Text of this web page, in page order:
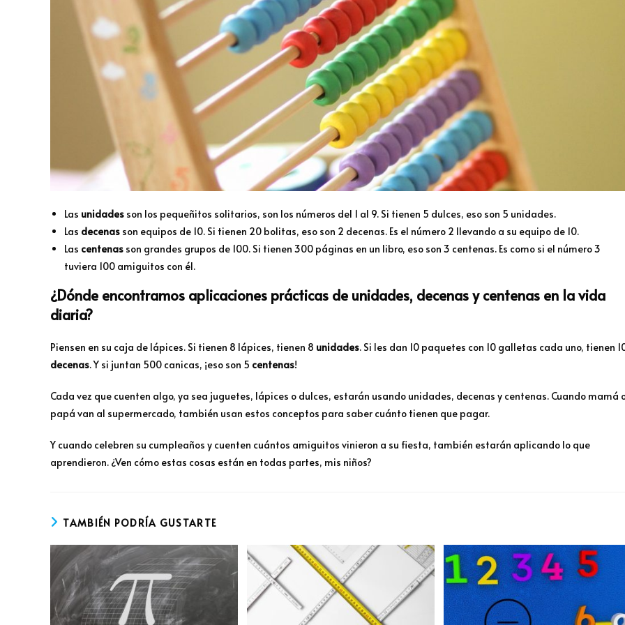
Las unidades son los pequeñitos solitarios, son los números del 1 al 9. Si tienen 5 dulces, eso son 5 unidades.
Las decenas son equipos de 10. Si tienen 20 bolitas, eso son 2 decenas. Es el número 2 llevando a su equipo de 10.
Las centenas son grandes grupos de 100. Si tienen 300 páginas en un libro, eso son 3 centenas. Es como si el número 3
tuviera 100 amiguitos con él.
¿Dónde encontramos aplicaciones prácticas de unidades, decenas y centenas en la vida
diaria?
Piensen en su caja de lápices. Si tienen 8 lápices, tienen 8 unidades. Si les dan 10 paquetes con 10 galletas cada uno, tienen
decenas. Y si juntan 500 canicas, ¡eso son 5 centenas!
Cada vez que cuenten algo, ya sea juguetes, lápices o dulces, estarán usando unidades, decenas y centenas. Cuando mamá
papá van al supermercado, también usan estos conceptos para saber cuánto tienen que pagar.
Y cuando celebren su cumpleaños y cuenten cuántos amiguitos vinieron a su fiesta, también estarán aplicando lo que
aprendieron. ¿Ven cómo estas cosas están en todas partes, mis niños?
TAMBIÉN PODRÍA GUSTARTE